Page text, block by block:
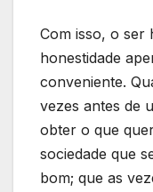
Com isso, o ser
honestidade
conveniente.
vezes antes de
obter o que
sociedade que
bom; que as